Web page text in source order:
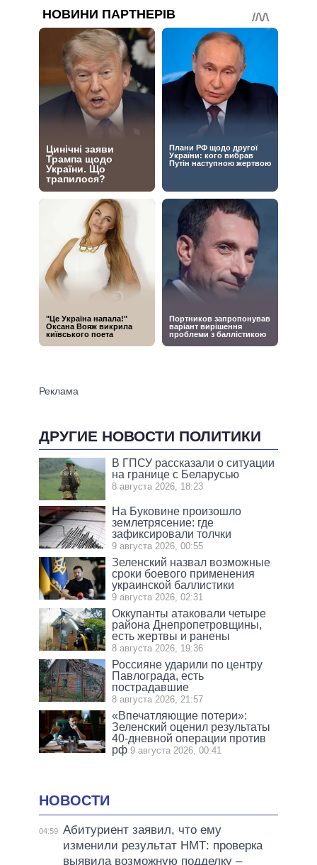
ДРУГИЕ НОВОСТИ ПОЛИТИКИ
В ГПСУ рассказали о ситуации
на границе с Беларусью
8 августа 2026, 18:23
На Буковине произошло
землетрясение: где
зафиксировали толчки
9 августа 2026, 00:55
Зеленский назвал возможные
сроки боевого применения
украинской баллистики
9 августа 2026, 02:31
Оккупанты атаковали четыре
района Днепропетровщины,
есть жертвы и ранены
8 августа 2026, 19:36
Россияне ударили по центру
Павлограда, есть
пострадавшие
8 августа 2026, 21:57
«Впечатляющие потери»:
Зеленский оценил результаты
40-дневной операции против
рф 9 августа 2026, 00:41
НОВОСТИ
04:59 Абитуриент заявил, что ему
изменили результат НМТ: проверка
выявила возможную подделку –